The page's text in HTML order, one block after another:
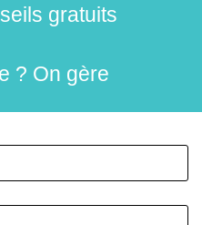
gratuits
? On gère